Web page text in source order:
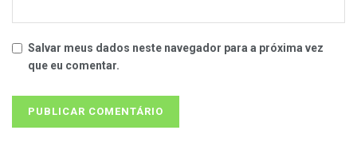
Salvar meus dados neste navegador para a próxima vez
que eu comentar.